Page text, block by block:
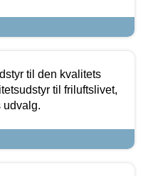
til den kvalitets
til friluftslivet,
udvalg.